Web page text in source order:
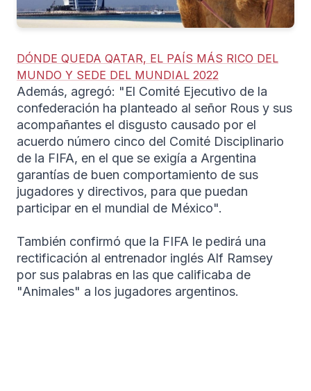
DÓNDE QUEDA QATAR, EL PAÍS MÁS RICO DEL
MUNDO Y SEDE DEL MUNDIAL 2022
Además, agregó: "El Comité Ejecutivo de la
confederación ha planteado al señor Rous y sus
acompañantes el disgusto causado por el
acuerdo número cinco del Comité Disciplinario
de la FIFA, en el que se exigía a Argentina
garantías de buen comportamiento de sus
jugadores y directivos, para que puedan
participar en el mundial de México".
También confirmó que la FIFA le pedirá una
rectificación al entrenador inglés Alf Ramsey
por sus palabras en las que calificaba de
"Animales" a los jugadores argentinos.